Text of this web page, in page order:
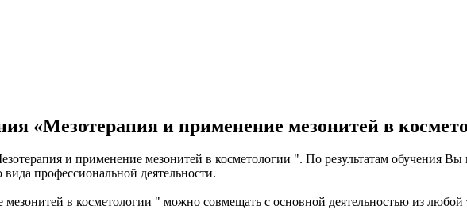
«Мезотерапия и применение мезонитей в
и применение мезонитей в косметологии ". По результатам обучения Вы
профессиональной деятельности.
в косметологии " можно совмещать с основной деятельностью из любой